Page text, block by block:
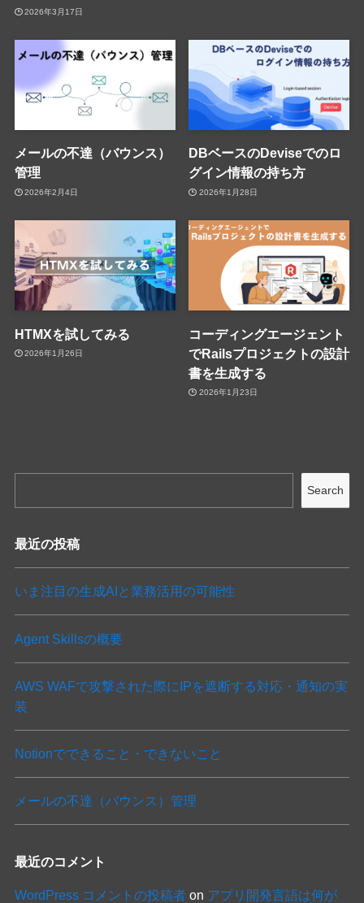
2026年3月17日
メールの不達（バウンス）
管理
2026年2月4日
DBベースのDeviseでのロ
グイン情報の持ち方
2026年1月28日
HTMXを試してみる
2026年1月26日
コーディングエージェント
でRailsプロジェクトの設計
書を生成する
2026年1月23日
Search
最近の投稿
いま注目の生成AIと業務活用の可能性
Agent Skillsの概要
AWS WAFで攻撃された際にIPを遮断する対応・通知の実
装
Notionでできること・できないこと
メールの不達（バウンス）管理
最近のコメント
WordPress コメントの投稿者on アプリ開発言語は何が